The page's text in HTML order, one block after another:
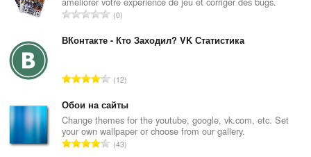
रे
ग
ल
ख्या
:
0
ВКонтакте - Кто Заходил? VK Статистика
रे
ग
की
कु
ल
12
Обои на сайты
Change themes for the youtube, google, vk.com, etc. Set
your own wallpaper or choose from our gallery.
रे43